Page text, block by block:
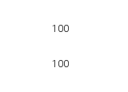
100
100